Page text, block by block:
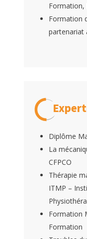
Formation,
Formation
partenariat
Diplôme
La
CFPCO
Thérapie
ITMP –
Formation
Formation